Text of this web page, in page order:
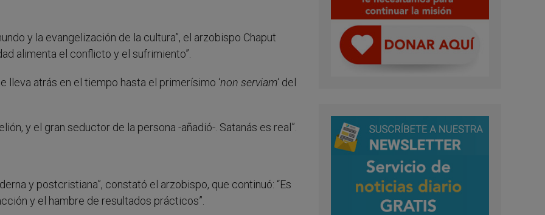
y la evangelización de la cultura”, el arzobispo Chaput
alimenta el conflicto y el sufrimiento”.
lleva atrás en el tiempo hasta el primerísimo ‘non serviam‘ del
y el gran seductor de la persona -añadió-. Satanás es real”.
y postcristiana”, constató el arzobispo, que continuó: “Es
y el hambre de resultados prácticos”.